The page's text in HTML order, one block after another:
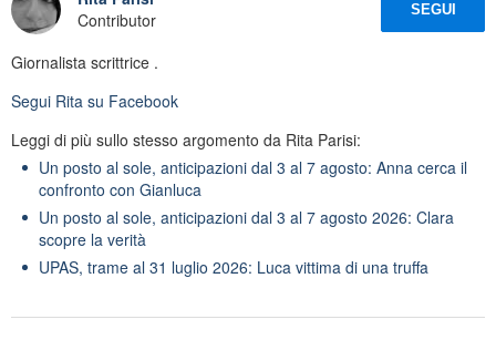
Contributor
SEGUI
Giornalista scrittrice .
Segui Rita su Facebook
Leggi di più sullo stesso argomento da Rita Parisi:
Un posto al sole, anticipazioni dal 3 al 7 agosto: Anna cerca il
confronto con Gianluca
Un posto al sole, anticipazioni dal 3 al 7 agosto 2026: Clara
scopre la verità
UPAS, trame al 31 luglio 2026: Luca vittima di una truffa